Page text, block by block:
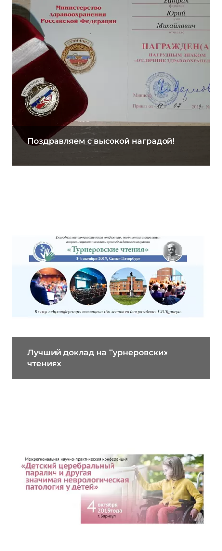
Поздравляем с высокой наградой!
Лучший доклад на Турнеровских
чтениях